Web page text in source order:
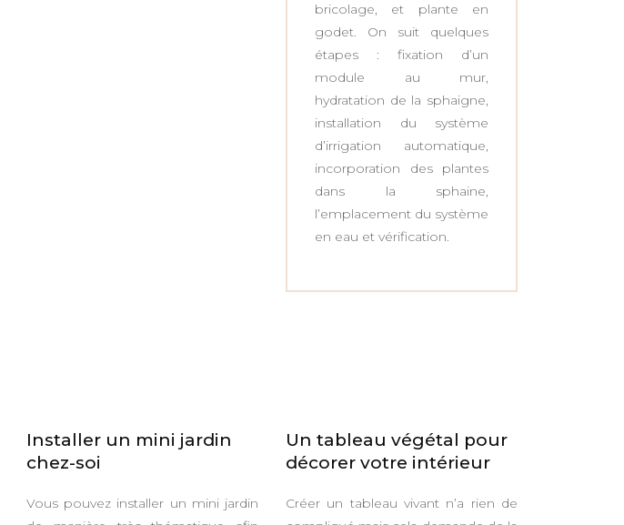
bricolage, et plante en
godet. On suit quelques
étapes : fixation d’un
module au mur,
hydratation de la sphaigne,
installation du système
d’irrigation automatique,
incorporation des plantes
dans la sphaine,
l’emplacement du système
en eau et vérification.
Installer un mini jardin
chez-soi
Vous pouvez installer un mini jardin
Un tableau végétal pour
décorer votre intérieur
Créer un tableau vivant n’a rien de